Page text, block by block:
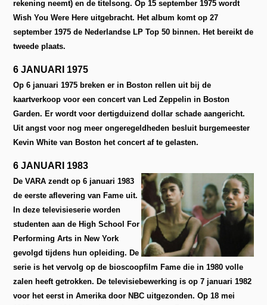
rekening neemt) en de titelsong. Op 15 september 1975 wordt
Wish You Were Here uitgebracht. Het album komt op 27
september 1975 de Nederlandse LP Top 50 binnen. Het bereikt de
tweede plaats.
6 JANUARI 1975
Op 6 januari 1975 breken er in Boston rellen uit bij de
kaartverkoop voor een concert van Led Zeppelin in Boston
Garden. Er wordt voor dertigduizend dollar schade aangericht.
Uit angst voor nog meer ongeregeldheden besluit burgemeester
Kevin White van Boston het concert af te gelasten.
6 JANUARI 1983
De VARA zendt op 6 januari 1983
de eerste aflevering van Fame uit.
In deze televisieserie worden
studenten aan de High School For
Performing Arts in New York
gevolgd tijdens hun opleiding. De
serie is het vervolg op de bioscoopfilm Fame die in 1980 volle
zalen heeft getrokken. De televisiebewerking is op 7 januari 1982
voor het eerst in Amerika door NBC uitgezonden. Op 18 mei